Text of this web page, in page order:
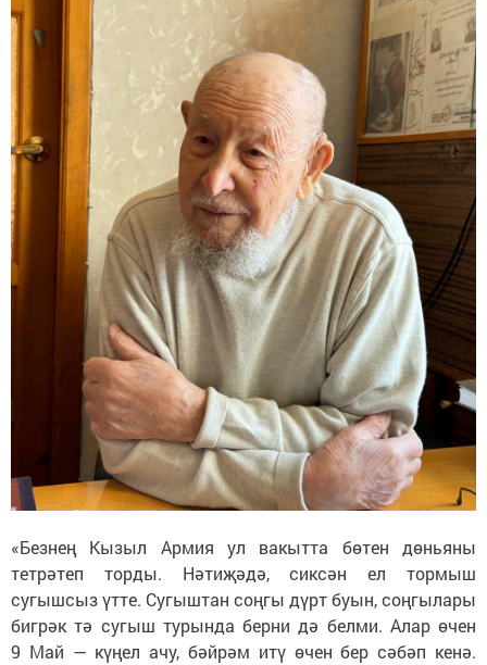
«Безнең Кызыл Армия ул вакытта бөтен дөньяны
тетрәтеп торды. Нәтиҗәдә, сиксән ел тормыш
сугышсыз үтте. Сугыштан соңгы дүрт буын, соңгылары
бигрәк тә сугыш турында берни дә белми. Алар өчен
9 Май — күңел ачу, бәйрәм итү өчен бер сәбәп кенә.